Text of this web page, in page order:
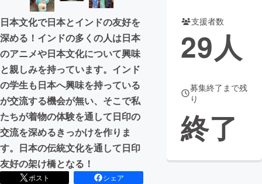
日本文化で日本とインドの友好を
深める！インドの多くの人は日本
のアニメや日本文化について興味
と親しみを持っています。インド
の学生も日本へ興味を持っている
が交流する機会が無い、そこで私
たちが着物の体験を通して日印の
交流を深めるきっかけを作りま
す。日本の伝統文化を通して日印
友好の架け橋となる！
ポスト
シェア
支援者数
29人
募集終了まで残
り
終了